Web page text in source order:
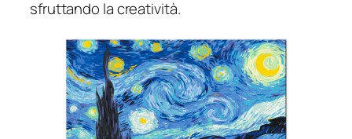
sfruttando la creatività.